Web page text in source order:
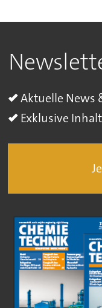
Aktuelle News
Exklusive